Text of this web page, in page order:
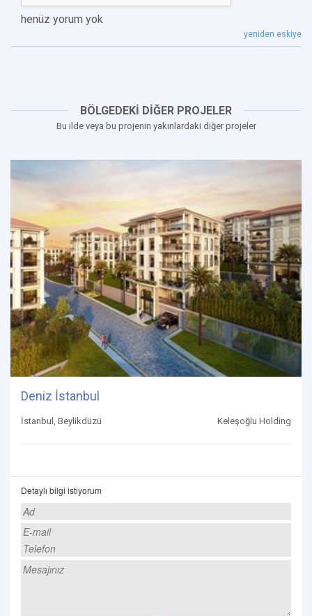
henüz yorum yok
yeniden eskiye
BÖLGEDEKİ DİĞER PROJELER
Bu ilde veya bu projenin yakınlardaki diğer projeler
Deniz İstanbul
İstanbul, Beylikdüzü Keleşoğlu Holding
Detaylı bilgi istiyorum